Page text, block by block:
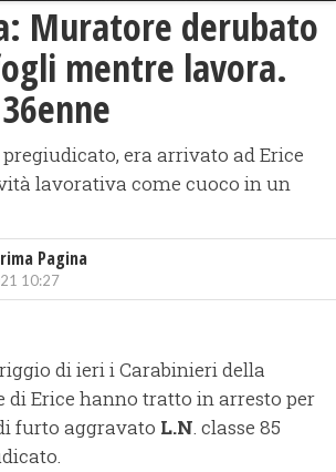
Muratore derubato
mentre lavora.
era arrivato ad Erice
lavorativa come cuoco in un
Pagina
10:27
di ieri i Carabinieri della
di Erice hanno tratto in arresto per
furto aggravato L.N. classe 85